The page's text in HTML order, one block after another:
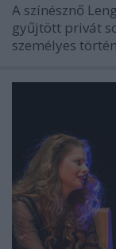
A színésznő
gyűjtött privát
személyes